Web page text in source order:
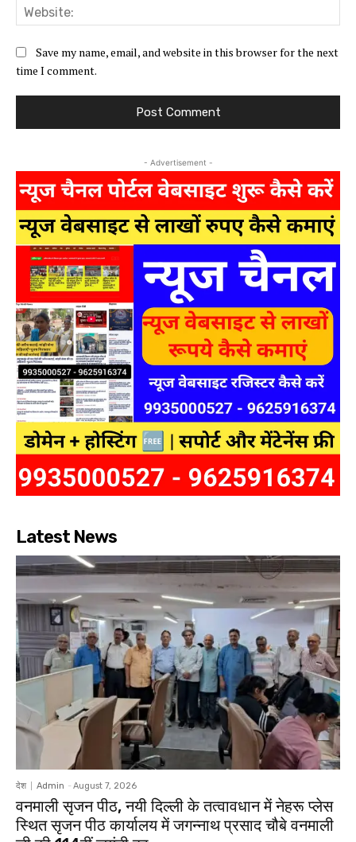
Save my name, email, and website in this browser for the next
time I comment.
- Advertisement -
Latest News
देश Admin - August 7, 2026
वनमाली सृजन पीठ, नयी दिल्ली के तत्वावधान में नेहरू प्लेस
स्थित सृजन पीठ कार्यालय में जगन्नाथ प्रसाद चौबे वनमाली